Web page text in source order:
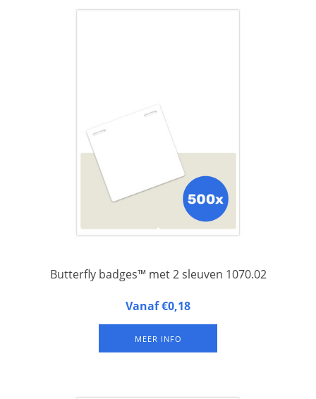
Butterfly badges™ met 2 sleuven 1070.02
Butterfly badges™ 1070.02 zijn naambadges van gelamineerd
(minder draai-gevoelig). Set van 500 vel.
Vanaf €0,18
MEER INFO